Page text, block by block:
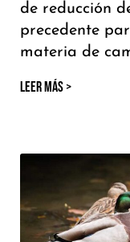
de reducción
precedente
materia de
LEER MÁS >